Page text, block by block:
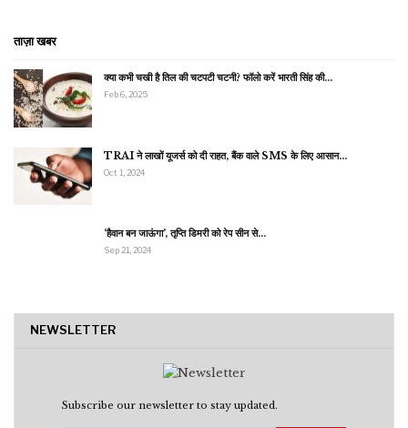
ताज़ा खबर
क्या कभी चखी है तिल की चटपटी चटनी? फॉलो करें भारती सिंह की…
Feb 6, 2025
TRAI ने लाखों यूजर्स को दी राहत, बैंक वाले SMS के लिए आसान…
Oct 1, 2024
‘हैवान बन जाऊंगा’, तृप्ति डिमरी को रेप सीन से…
Sep 21, 2024
NEWSLETTER
Subscribe our newsletter to stay updated.